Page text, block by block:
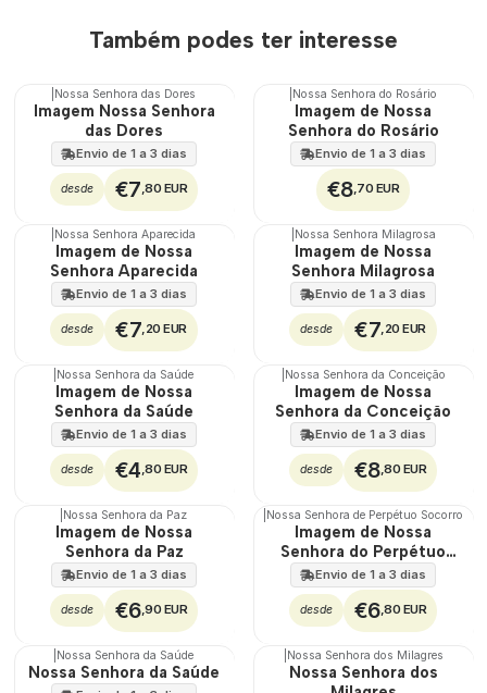
Também podes ter interesse
Nossa Senhora das Dores
Imagem Nossa Senhora
das Dores
Envio de 1 a 3 dias
desde €7,80 EUR
Nossa Senhora do Rosário
Imagem de Nossa
Senhora do Rosário
Envio de 1 a 3 dias
€8,70 EUR
Nossa Senhora Aparecida
Imagem de Nossa
Senhora Aparecida
Envio de 1 a 3 dias
desde €7,20 EUR
Nossa Senhora Milagrosa
Imagem de Nossa
Senhora Milagrosa
Envio de 1 a 3 dias
desde €7,20 EUR
Nossa Senhora da Saúde
Imagem de Nossa
Senhora da Saúde
Envio de 1 a 3 dias
desde €4,80 EUR
Nossa Senhora da Conceição
Imagem de Nossa
Senhora da Conceição
Envio de 1 a 3 dias
desde €8,80 EUR
Nossa Senhora da Paz
Imagem de Nossa
Senhora da Paz
Envio de 1 a 3 dias
desde €6,90 EUR
Nossa Senhora de Perpétuo Socorro
Imagem de Nossa
Senhora do Perpétuo
Socorro
Envio de 1 a 3 dias
desde €6,80 EUR
Nossa Senhora da Saúde
Nossa Senhora da Saúde
Nossa Senhora dos Milagres
Nossa Senhora dos